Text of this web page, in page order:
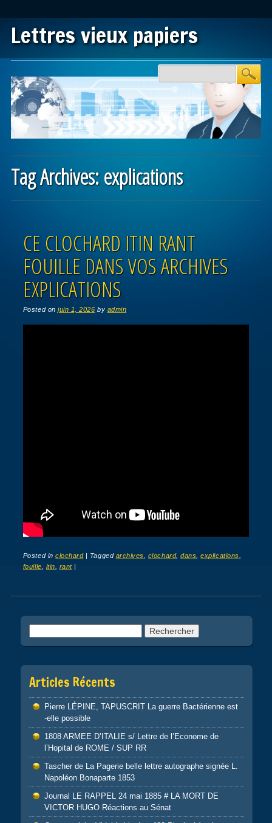
Lettres vieux papiers
Main menu
Tag Archives:explications
CE CLOCHARD ITIN RANT
FOUILLE DANS VOS ARCHIVES
EXPLICATIONS
Posted onjuin 1, 2026 by admin
Posted inclochard | Tagged archives clochard,dans ,explications
fouille
itin rant |
Post navigation
Articles Récents
Pierre LÉPINE, TAPUSCRIT La guerre Bactérienne est
-elle possible
1808 ARMEE D’ITALIE s/ Lettre de l’Econome de
l’Hopital de ROME / SUP RR
Tascher de La Pagerie belle lettre autographe signée L.
Napoléon Bonaparte 1853
Journal LE RAPPEL 24 mai 1885 # LA MORT DE
VICTOR HUGO Réactions au Sénat